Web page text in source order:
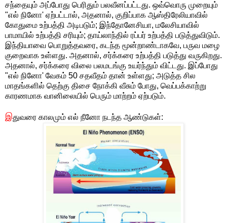
சந்தையும் அப்போது பெரிதும் பலவீனப்பட்டது. ஒவ்வொரு முறையும்
"எல் நினோ' ஏற்பட்டால், அதனால், குறிப்பாக ஆஸ்திரேலியாவில்
கோதுமை உற்பத்தி அடிபடும்; இந்தோனேசியா, மலேசியாவில்
பாமாயில் உற்பத்தி சரியும்; தாய்லாந்தில் ரப்பர் உற்பத்தி படுத்துவிடும்.
இந்தியாவை பொறுத்தவரை, கடந்த மூன்றாண்டாகவே, பருவ மழை
குறைவாக உள்ளது. அதனால், சர்க்கரை உற்பத்தி படுத்து வருகிறது.
அதனால், சர்க்கரை விலை பலமடங்கு உயர்ந்தும் விட்டது. இப்போது
"எல் நினோ' வேகம் 50 சதவீதம் தான் உள்ளது; அடுத்த சில
மாதங்களில் தெற்கு திசை நோக்கி வீசும் போது, வெப்பக்காற்று
காரணமாக வானிலையில் பெரும் மாற்றம் ஏற்படும்.
இதுவரை காலமும் எல் நீனோ நடந்த ஆண்டுகள்: